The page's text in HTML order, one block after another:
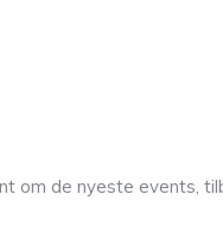
om de nyeste events,